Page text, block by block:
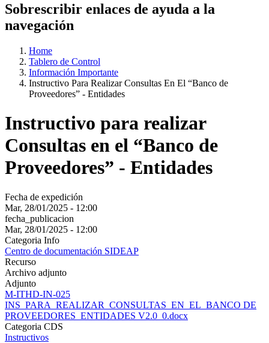
Sobrescribir enlaces de ayuda a la
navegación
Home
Tablero de Control
Información Importante
Instructivo Para Realizar Consultas En El “Banco de
Proveedores” - Entidades
Instructivo para realizar
Consultas en el “Banco de
Proveedores” - Entidades
Fecha de expedición
Mar, 28/01/2025 - 12:00
fecha_publicacion
Mar, 28/01/2025 - 12:00
Categoria Info
Centro de documentación SIDEAP
Recurso
Archivo adjunto
Adjunto
M-ITHD-IN-025
INS_PARA_REALIZAR_CONSULTAS_EN_EL_BANCO DE
PROVEEDORES_ENTIDADES V2.0_0.docx
Categoria CDS
Instructivos